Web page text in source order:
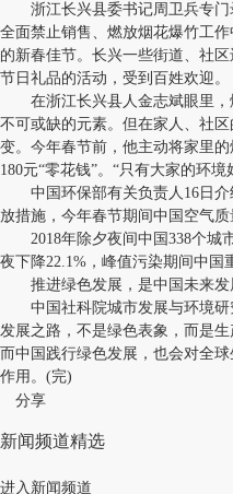
浙江长兴县委书记周卫兵专门
全面禁止销售、燃放烟花爆竹工
的新春佳节。长兴一些街道、社
节日礼品的活动，受到百姓欢迎。
在浙江长兴县人金志斌眼里，
不可或缺的元素。但在家人、社
变。今年春节前，他主动将家里
180元“零花钱”。“只有大家的环
中国环保部有关负责人16日介
放措施，今年春节期间中国空气
2018年除夕夜间中国338个城
夜下降22.1%，峰值污染期间中国
推进绿色发展，是中国未来发
中国社科院城市发展与环境研
发展之路，不是绿色表象，而是
而中国践行绿色发展，也会对全
作用。(完)
分享
新闻频道精选
进入新闻频道